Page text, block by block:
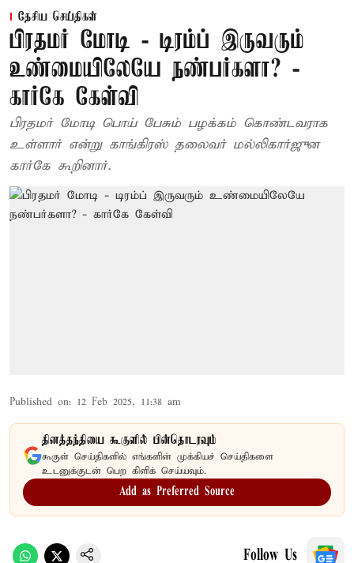
தேசிய செய்திகள்
பிரதமர் மோடி - டிரம்ப் இருவரும்
உண்மையிலேயே நண்பர்களா? -
கார்கே கேள்வி
பிரதமர் மோடி பொய் பேசும் பழக்கம் கொண்டவராக
உள்ளார் என்று காங்கிரஸ் தலைவர் மல்லிகார்ஜுன
கார்கே கூறினார்.
Published on: 12 Feb 2025, 11:38 am
தினத்தந்தியை கூகுளில் பின்தொடரவும்
கூகுள் செய்திகளில் எங்களின் முக்கியச் செய்திகளை
உடனுக்குடன் பெற கிளிக் செய்யவும்.
Add as Preferred Source
Follow Us